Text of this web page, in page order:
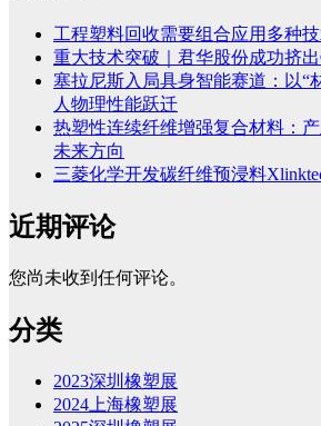
工程塑料回收需要组合应用多种
重大技术突破｜君华股份成功挤
塞拉尼斯入局具身智能赛道：以“
人物理性能跃迁
热塑性连续纤维增强复合材料：
未来方向
三菱化学开发碳纤维预浸料
近期评论
您尚未收到任何评论。
分类
2023深圳橡塑展
2024上海橡塑展